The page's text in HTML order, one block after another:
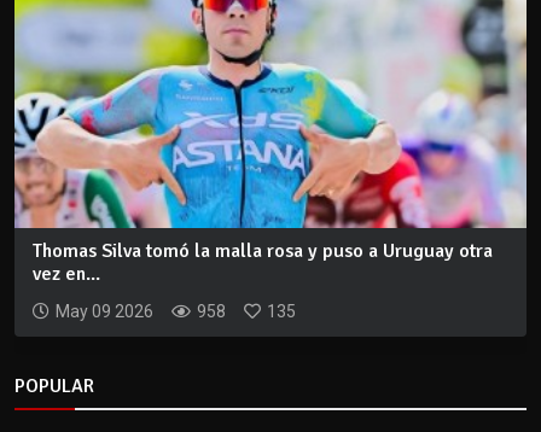
Thomas Silva tomó la malla rosa y puso a Uruguay otra
vez en...
May 09 2026 958 135
POPULAR